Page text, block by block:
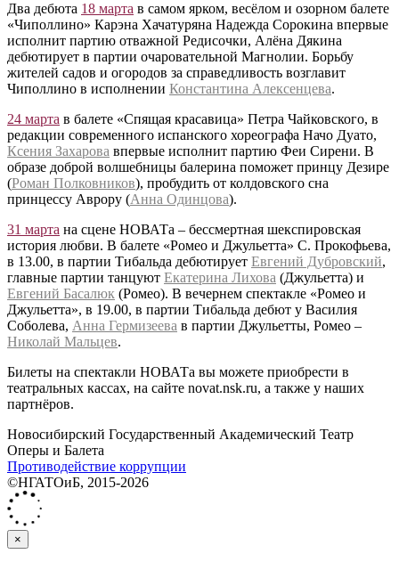
Два дебюта 18 марта в самом ярком, весёлом и озорном балете
«Чиполлино» Карэна Хачатуряна Надежда Сорокина впервые
исполнит партию отважной Редисочки, Алёна Дякина
дебютирует в партии очаровательной Магнолии. Борьбу
жителей садов и огородов за справедливость возглавит
Чиполлино в исполнении Константина Алексенцева.
24 марта в балете «Спящая красавица» Петра Чайковского, в
редакции современного испанского хореографа Начо Дуато,
Ксения Захарова впервые исполнит партию Феи Сирени. В
образе доброй волшебницы балерина поможет принцу Дезире
(Роман Полковников), пробудить от колдовского сна
принцессу Аврору (Анна Одинцова).
31 марта на сцене НОВАТа – бессмертная шекспировская
история любви. В балете «Ромео и Джульетта» С. Прокофьева,
в 13.00, в партии Тибальда дебютирует Евгений Дубровский,
главные партии танцуют Екатерина Лихова (Джульетта) и
Евгений Басалюк (Ромео). В вечернем спектакле «Ромео и
Джульетта», в 19.00, в партии Тибальда дебют у Василия
Соболева, Анна Гермизеева в партии Джульетты, Ромео –
Николай Мальцев.
Билеты на спектакли НОВАТа вы можете приобрести в
театральных кассах, на сайте novat.nsk.ru, а также у наших
партнёров.
Новосибирский Государственный Академический Театр
Оперы и Балета
Противодействие коррупции
©НГАТОиБ, 2015-2026
×